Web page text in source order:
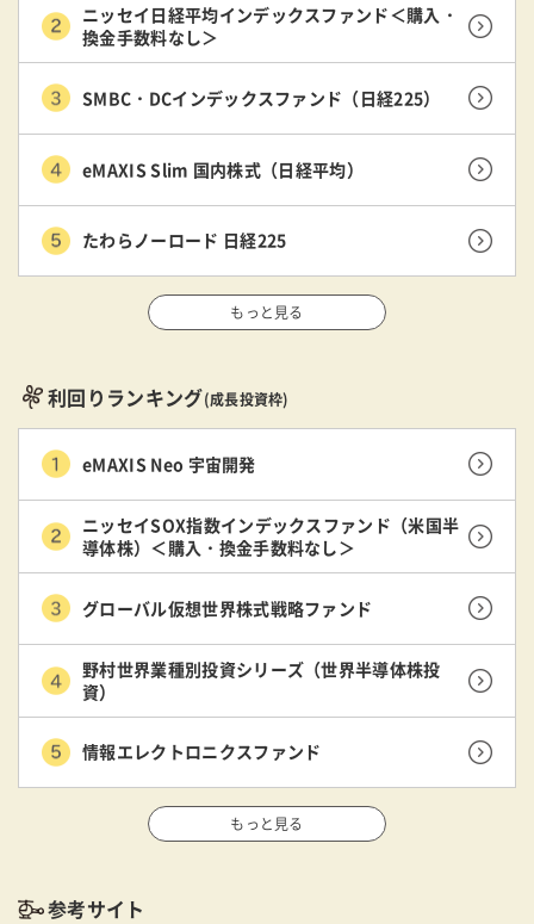
ニッセイ日経平均インデックスファンド＜購入・
換金手数料なし＞
SMBC・DCインデックスファンド（日経225）
eMAXIS Slim 国内株式（日経平均）
たわらノーロード 日経225
もっと見る
利回りランキング(成長投資枠)
eMAXIS Neo 宇宙開発
ニッセイSOX指数インデックスファンド（米国半
導体株）＜購入・換金手数料なし＞
グローバル仮想世界株式戦略ファンド
野村世界業種別投資シリーズ（世界半導体株投
資）
情報エレクトロニクスファンド
もっと見る
参考サイト